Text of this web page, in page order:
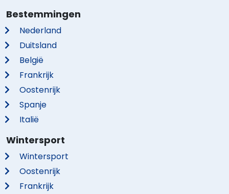
Bestemmingen
Nederland
Duitsland
België
Frankrijk
Oostenrijk
Spanje
Italië
Wintersport
Wintersport
Oostenrijk
Frankrijk